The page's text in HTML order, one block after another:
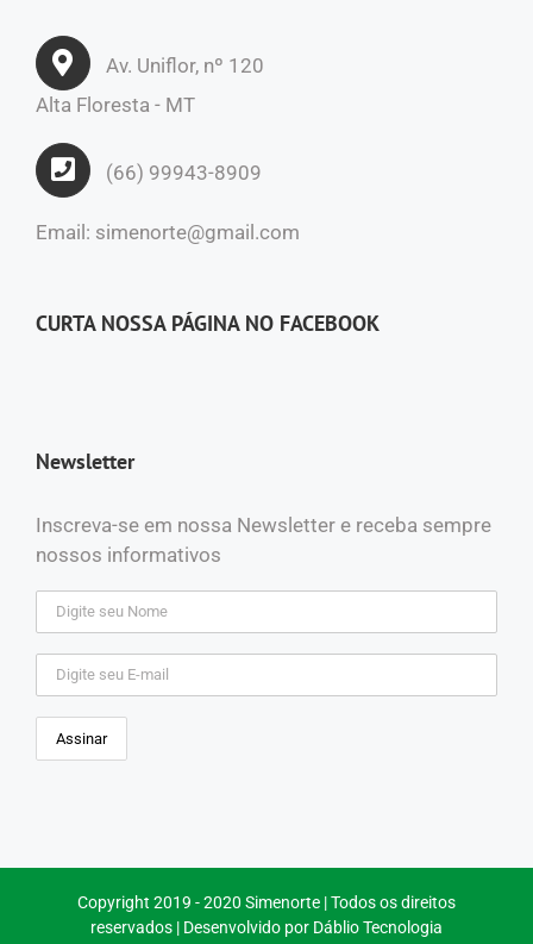
Av. Uniflor, nº 120
Alta Floresta - MT
(66) 99943-8909
Email: simenorte@gmail.com
CURTA NOSSA PÁGINA NO FACEBOOK
Newsletter
Inscreva-se em nossa Newsletter e receba sempre
nossos informativos
Copyright 2019 - 2020 Simenorte | Todos os direitos
reservados | Desenvolvido por Dáblio Tecnologia